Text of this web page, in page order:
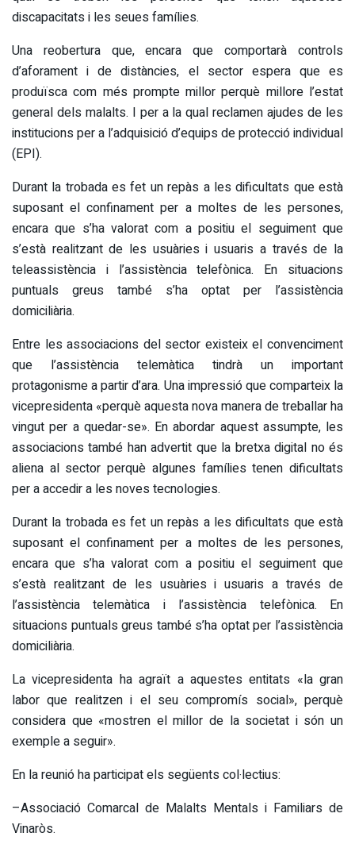
discapacitats i les seues famílies.
Una reobertura que, encara que comportarà controls
d’aforament i de distàncies, el sector espera que es
produïsca com més prompte millor perquè millore l’estat
general dels malalts. I per a la qual reclamen ajudes de les
institucions per a l’adquisició d’equips de protecció individual
(EPI).
Durant la trobada es fet un repàs a les dificultats que està
suposant el confinament per a moltes de les persones,
encara que s’ha valorat com a positiu el seguiment que
s’està realitzant de les usuàries i usuaris a través de la
teleassistència i l’assistència telefònica. En situacions
puntuals greus també s’ha optat per l’assistència
domiciliària.
Entre les associacions del sector existeix el convenciment
que l’assistència telemàtica tindrà un important
protagonisme a partir d’ara. Una impressió que comparteix la
vicepresidenta «perquè aquesta nova manera de treballar ha
vingut per a quedar-se». En abordar aquest assumpte, les
associacions també han advertit que la bretxa digital no és
aliena al sector perquè algunes famílies tenen dificultats
per a accedir a les noves tecnologies.
Durant la trobada es fet un repàs a les dificultats que està
suposant el confinament per a moltes de les persones,
encara que s’ha valorat com a positiu el seguiment que
s’està realitzant de les usuàries i usuaris a través de
l’assistència telemàtica i l’assistència telefònica. En
situacions puntuals greus també s’ha optat per l’assistència
domiciliària.
La vicepresidenta ha agraït a aquestes entitats «la gran
labor que realitzen i el seu compromís social», perquè
considera que «mostren el millor de la societat i són un
exemple a seguir».
En la reunió ha participat els següents col·lectius:
–Associació Comarcal de Malalts Mentals i Familiars de
Vinaròs.